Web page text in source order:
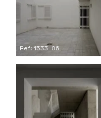
Ref: 1533_06